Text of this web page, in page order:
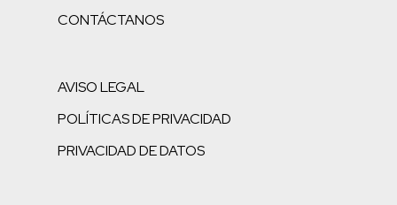
CONTÁCTANOS
AVISO LEGAL
POLÍTICAS DE PRIVACIDAD
PRIVACIDAD DE DATOS